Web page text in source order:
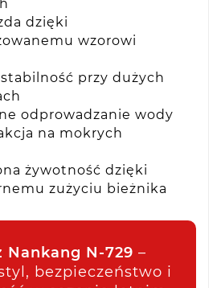
dzięki
wzorowi
stabilność przy dużych
odprowadzanie wody
na mokrych
żywotność dzięki
zużyciu bieżnika
Nankang N-729 –
bezpieczeństwo i